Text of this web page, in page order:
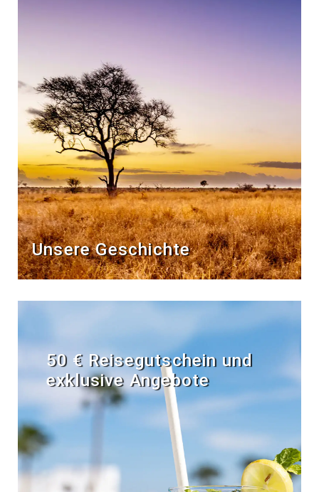
Unsere Geschichte
50 € Reisegutschein und
exklusive Angebote